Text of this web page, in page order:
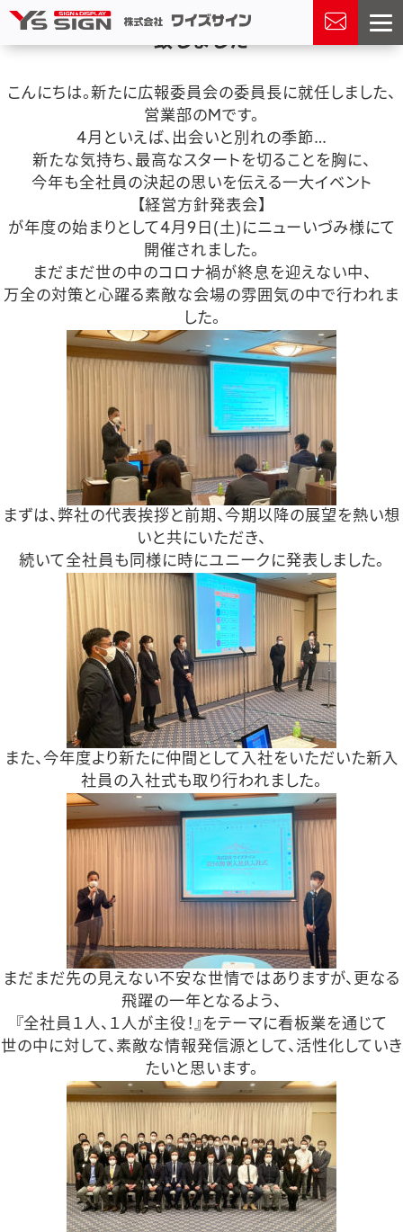
2022/04/12第56期経営方針発表会を開催
致しました
こんにちは。新たに広報委員会の委員長に就任しました、
営業部のMです。
4月といえば、出会いと別れの季節…
新たな気持ち、最高なスタートを切ることを胸に、
今年も全社員の決起の思いを伝える一大イベント
【経営方針発表会】
が年度の始まりとして4月9日(土)にニューいづみ様にて
開催されました。
まだまだ世の中のコロナ禍が終息を迎えない中、
万全の対策と心躍る素敵な会場の雰囲気の中で行われま
した。
まずは、弊社の代表挨拶と前期、今期以降の展望を熱い想
いと共にいただき、
続いて全社員も同様に時にユニークに発表しました。
また、今年度より新たに仲間として入社をいただいた新入
社員の入社式も取り行われました。
まだまだ先の見えない不安な世情ではありますが、更なる
飛躍の一年となるよう、
『全社員１人、１人が主役！』をテーマに看板業を通じて
世の中に対して、素敵な情報発信源として、活性化していき
たいと思います。